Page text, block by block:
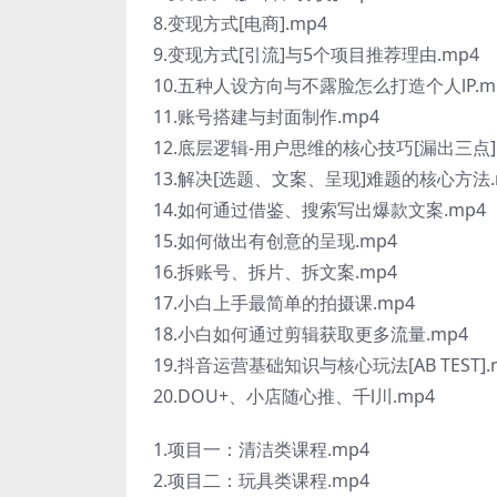
8.变现方式[电商].mp4
9.变现方式[引流]与5个项目推荐理由.mp4
10.五种人设方向与不露脸怎么打造个人
11.账号搭建与封面制作.mp4
12.底层逻辑-用户思维的核心技巧[漏出三
13.解决[选题、文案、呈现]难题的核心方
14.如何通过借鉴、搜索写出爆款文案.mp4
15.如何做出有创意的呈现.mp4
16.拆账号、拆片、拆文案.mp4
17.小白上手最简单的拍摄课.mp4
18.小白如何通过剪辑获取更多流量.mp4
19.抖音运营基础知识与核心玩法[AB
20.DOU+、小店随心推、千l川.mp4
1.项目一：清洁类课程.mp4
2.项目二：玩具类课程.mp4